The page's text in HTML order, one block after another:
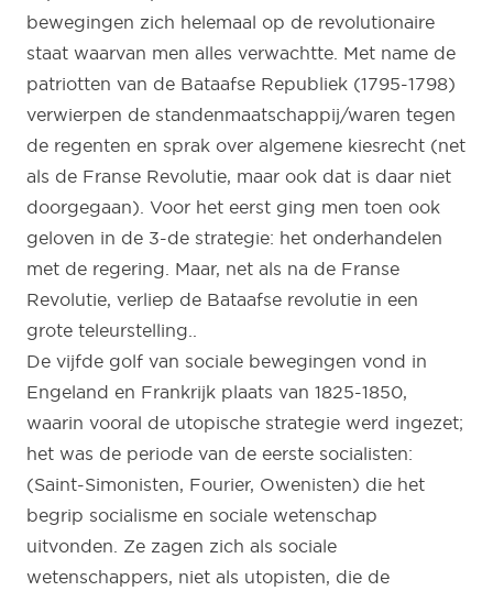
bewegingen zich helemaal op de revolutionaire
staat waarvan men alles verwachtte. Met name de
patriotten van de Bataafse Republiek (1795-1798)
verwierpen de standenmaatschappij/waren tegen
de regenten en sprak over algemene kiesrecht (net
als de Franse Revolutie, maar ook dat is daar niet
doorgegaan). Voor het eerst ging men toen ook
geloven in de 3-de strategie: het onderhandelen
met de regering. Maar, net als na de Franse
Revolutie, verliep de Bataafse revolutie in een
grote teleurstelling..
De vijfde golf van sociale bewegingen vond in
Engeland en Frankrijk plaats van 1825-1850,
waarin vooral de utopische strategie werd ingezet;
het was de periode van de eerste socialisten:
(Saint-Simonisten, Fourier, Owenisten) die het
begrip socialisme en sociale wetenschap
uitvonden. Ze zagen zich als sociale
wetenschappers, niet als utopisten, die de